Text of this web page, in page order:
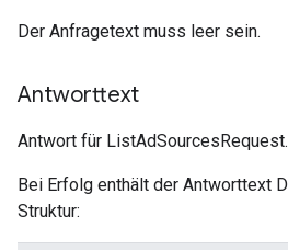
Der Anfragetext muss leer sein.
Antworttext
Antwort für ListAdSourcesRequest.
Bei Erfolg enthält der Antworttext
Struktur: